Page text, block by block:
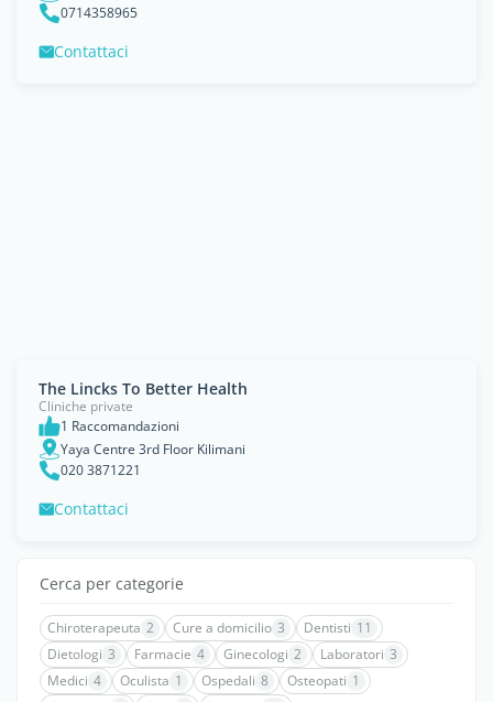
0714358965
Contattaci
The Lincks To Better Health
Cliniche private
1 Raccomandazioni
Yaya Centre 3rd Floor Kilimani
020 3871221
Contattaci
Cerca per categorie
Chiroterapeuta 2 Cure a domicilio 3 Dentisti 11
Dietologi 3 Farmacie 4 Ginecologi 2 Laboratori 3
Medici 4 Oculista 1 Ospedali 8 Osteopati 1